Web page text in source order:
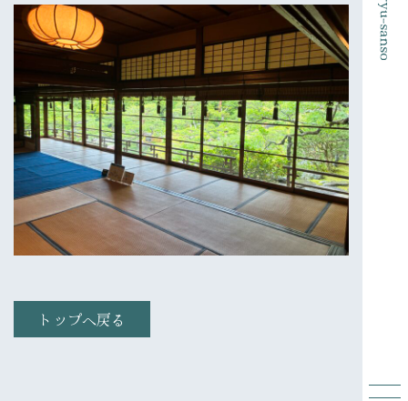
トップへ戻る